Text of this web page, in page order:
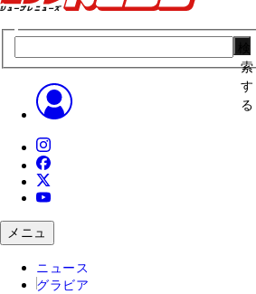
索
す
る
メニュ
ニュース
グラビア